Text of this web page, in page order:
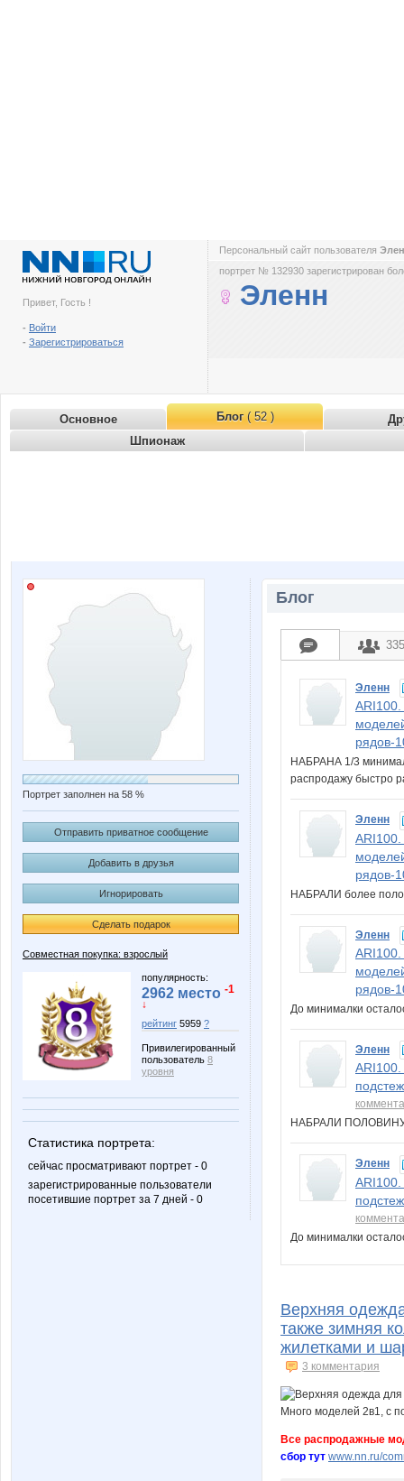
Привет, Гость !
- Войти
- Зарегистрироваться
Персональный сайт пользователя
портрет № 132930 зарегистрирован
Эленн
Основное Блог( 52 )
Шпионаж
Портрет заполнен на 58 %
Отправить приватное сообщение
Добавить в друзья
Игнорировать
Сделать подарок
Совместная покупка: взрослый
популярность:
2962 место -1
↓
рейтинг 5959 ?
Привилегированный
пользователь 8
уровня
Статистика портрета:
сейчас просматривают портрет - 0
зарегистрированные пользователи
посетившие портрет за 7 дней - 0
Блог
335
Эленн
рядов-
НАБРАНА 1/3
распродажу быстро
Эленн
рядов-
НАБРАЛИ более
Эленн
рядов-
До минималки
Эленн
НАБРАЛИ
Эленн
До минималки
Верхняя
также зимняя
жилетками и
3 комментария
Все распродажные
сбор тут www.nn.ru/